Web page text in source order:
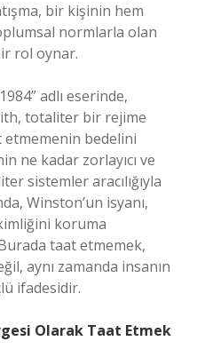
bir kişinin hem
normlarla olan
rol oynar.
adlı eserinde,
totaliter bir rejime
etmemenin bedelini
ne kadar zorlayıcı ve
sistemler aracılığıyla
Winston’un isyanı,
koruma
taat etmemek,
aynı zamanda insanın
ifadesidir.
Olarak Taat Etmek